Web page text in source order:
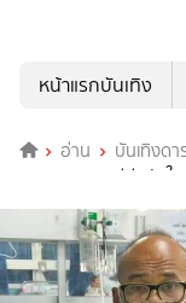
หน้าแรกบันเทิง
อ่าน บันเทิงดา
ลูกชายเผยนาทีบีบหัวใ